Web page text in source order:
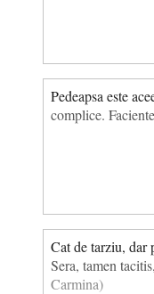
Pedeapsa este
complice.
Cat de tarziu, dar
Sera, tamen
Carmina)